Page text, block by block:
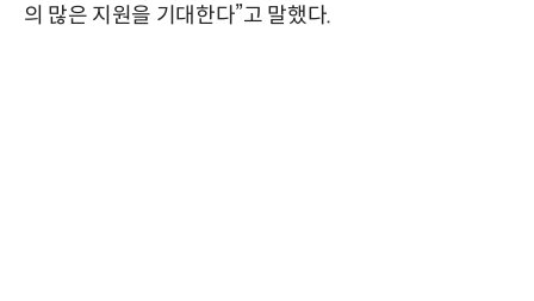
의 많은 지원을 기대한다”고 말했다.